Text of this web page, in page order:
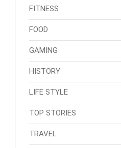
FITNESS
FOOD
GAMING
HISTORY
LIFE STYLE
TOP STORIES
TRAVEL